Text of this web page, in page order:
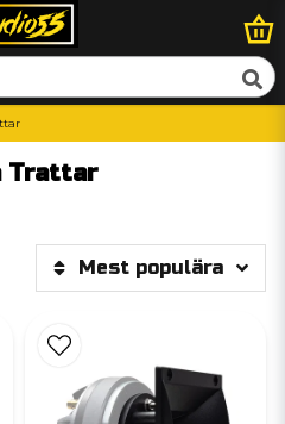
Trattar
Mest populära